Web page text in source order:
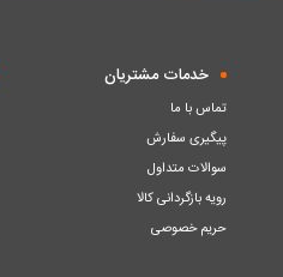
خدمات مشتریان
تماس با ما
پیگیری سفارش
سوالات متداول
رویه بازگردانی کالا
حریم خصوصی